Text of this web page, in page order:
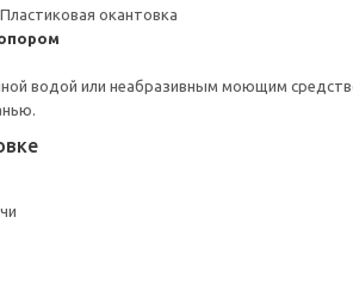
окантовка
водой или неабразивным моющим